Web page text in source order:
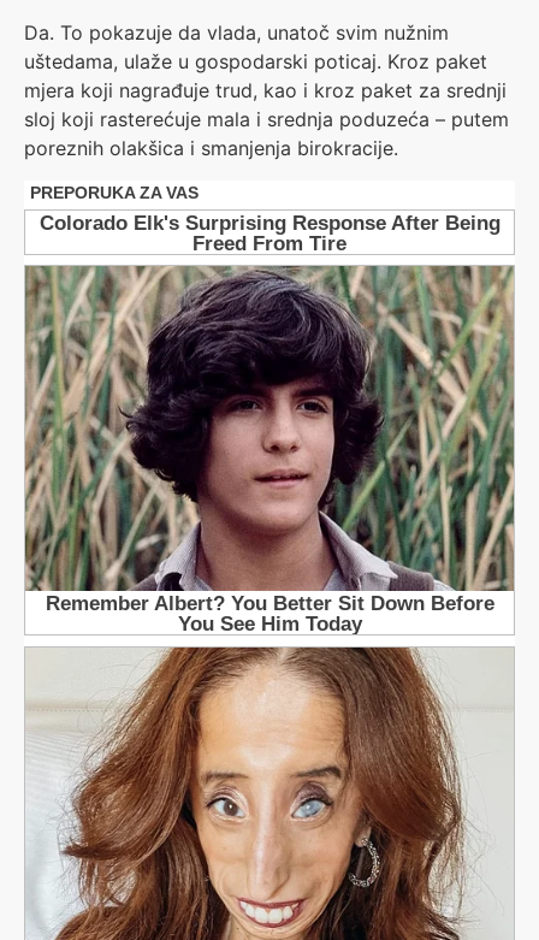
Da. To pokazuje da vlada, unatoč svim nužnim
uštedama, ulaže u gospodarski poticaj. Kroz paket
mjera koji nagrađuje trud, kao i kroz paket za srednji
sloj koji rasterećuje mala i srednja poduzeća – putem
poreznih olakšica i smanjenja birokracije.